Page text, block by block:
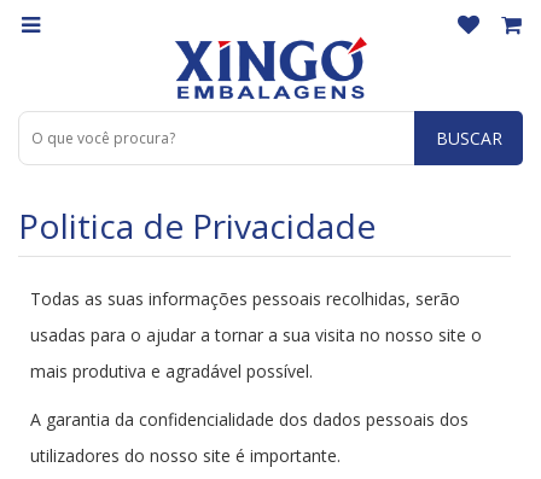
BUSCAR
Politica de Privacidade
Todas as suas informações pessoais recolhidas, serão
usadas para o ajudar a tornar a sua visita no nosso site o
mais produtiva e agradável possível.
A garantia da confidencialidade dos dados pessoais dos
utilizadores do nosso site é importante.